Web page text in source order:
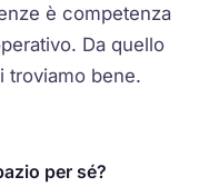
è competenza
Da quello
troviamo bene.
per sé?